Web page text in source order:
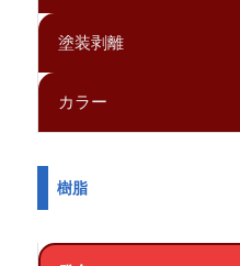
塗装剥離
カラー
樹脂